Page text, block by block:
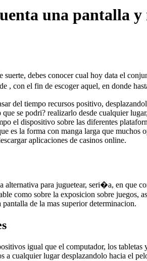
una pantalla
suerte, debes conocer cual hoy data el
con el fin de escoger aquel, en donde
del tiempo recursos positivo,
se podri? realizarlo desde cualquier
el dispositivo sobre las diferentes
es la forma con manga larga que
aplicaciones de casinos online.
para juguetear, seri�a, en que
como sobre la exposicion sobre juegos,
de la mas superior determinacion.
igual que el computador, los
cualquier lugar desplazandolo hacia el